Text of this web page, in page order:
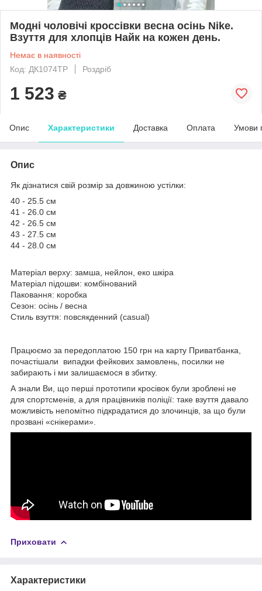
Модні чоловічі кроссівки весна осінь Nike.
Взуття для хлопців Найк на кожен день.
Немає в наявності
Код: ДК1074TP
Роздріб
1 523 ₴
Опис Характеристики Доставка Оплата Умови
Опис
Як дізнатися свій розмір за довжиною устілки:
40 - 25.5 см
41 - 26.0 см
42 - 26.5 см
43 - 27.5 см
44 - 28.0 см
Матеріал верху: замша, нейлон, еко шкіра
Матеріал підошви: комбінований
Паковання: коробка
Сезон: осінь / весна
Стиль взуття: повсякденний (casual)
Працюємо за передоплатою 150 грн на карту Приватбанка,
почастішали випадки фейкових замовлень, посилки не
забирають і ми залишаємося в збитку.
А знали Ви, що перші прототипи кросівок були зроблені не
для спортсменів, а для працівників поліції: таке взуття давало
можливість непомітно підкрадатися до злочинців, за що були
прозвані «снікерами».
Приховати
Характеристики